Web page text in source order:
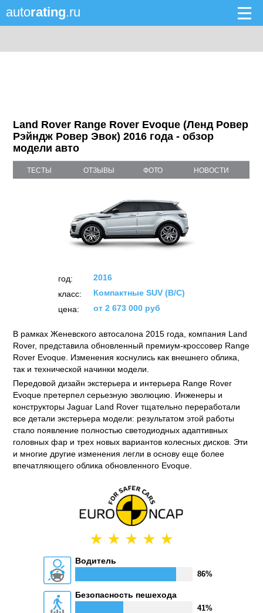
autorating.ru
Land Rover Range Rover Evoque (Ленд Ровер
Рэйндж Ровер Эвок) 2016 года - обзор
модели авто
ТЕСТЫ ОТЗЫВЫ ФОТО НОВОСТИ
год:
2016
класс:
Компактные SUV (B/C)
цена:
от 2 673 000 руб
В рамках Женевского автосалона 2015 года, компания Land
Rover, представила обновленный премиум-кроссовер Range
Rover Evoque. Изменения коснулись как внешнего облика,
так и технической начинки модели.
Передовой дизайн экстерьера и интерьера Range Rover
Evoque претерпел серьезную эволюцию. Инженеры и
конструкторы Jaguar Land Rover тщательно переработали
все детали экстерьера модели: результатом этой работы
стало появление полностью светодиодных адаптивных
головных фар и трех новых вариантов колесных дисков. Эти
и многие другие изменения легли в основу еще более
впечатляющего облика обновленного Evoque.
Водитель
86%
Безопасность пешехода
41%